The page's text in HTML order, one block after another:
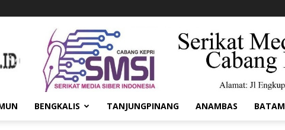
BENGKALIS TANJUNGPINANG ANAMBAS BATAM